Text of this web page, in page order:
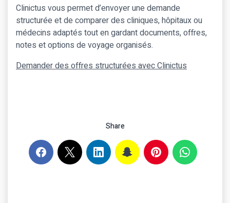
Clinictus vous permet d’envoyer une demande
structurée et de comparer des cliniques, hôpitaux ou
médecins adaptés tout en gardant documents, offres,
notes et options de voyage organisés.
Demander des offres structurées avec Clinictus
Share